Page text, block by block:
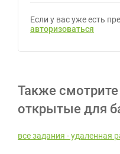
Если у вас уже есть
авторизоваться
Также
открытые для
все задания - удаленная